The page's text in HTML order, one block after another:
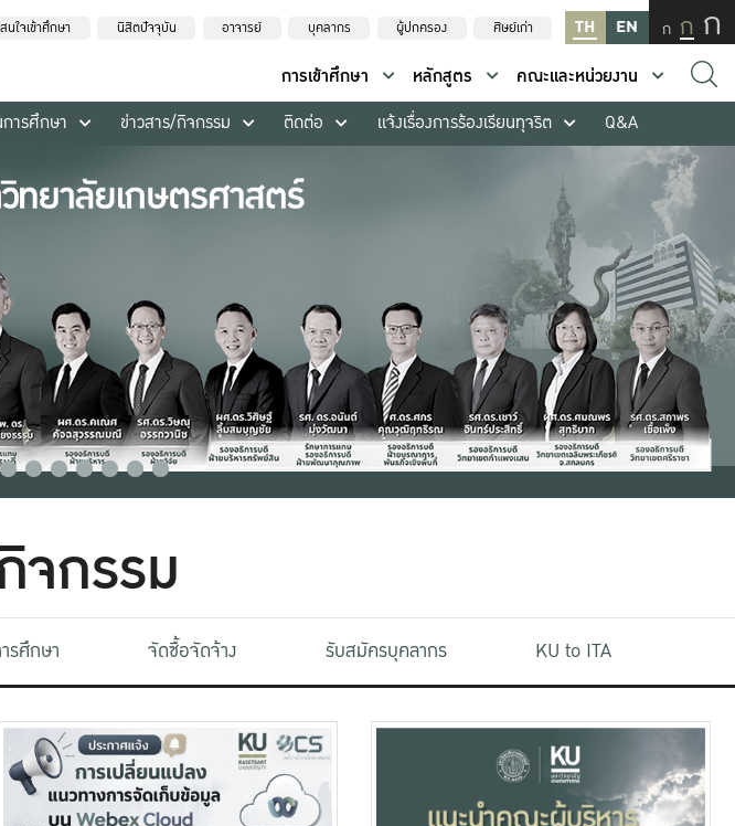
นใจเข้าศึกษา นิสิตปัจจุบัน อาจารย์ บุคลากร ผู้ปกครอง ศิษย์เก่า TH EN ก ก ก
การเข้าศึกษา หลักสูตร
คณะและหน่วยงาน
ารศึกษา ข่าวสาร/กิจกรรม ติดต่อ แจ้งเรื่องการร้องเรียนทุจริต Q&A
จกรรม
รศึกษา จัดซื้อจัดจ้าง รับสมัครบุคลากร KU to ITA